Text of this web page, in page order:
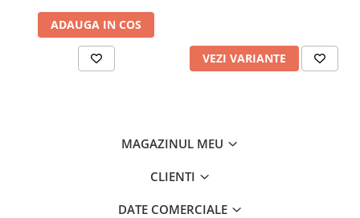
ADAUGA IN COS
VEZI VARIANTE
MAGAZINUL MEU
CLIENTI
DATE COMERCIALE